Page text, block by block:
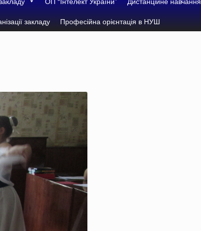
закладу Професійна орієнтація в НУШ